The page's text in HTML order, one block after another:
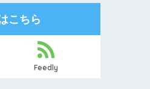
こちら
Feedly